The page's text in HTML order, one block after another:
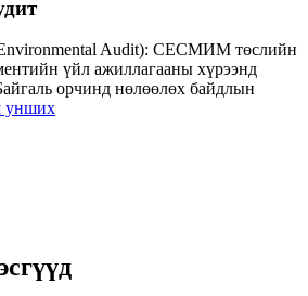
Audit): СЕСМИМ төслийн
үйл ажиллагааны хүрээнд
орчинд нөлөөлөх байдлын
унших